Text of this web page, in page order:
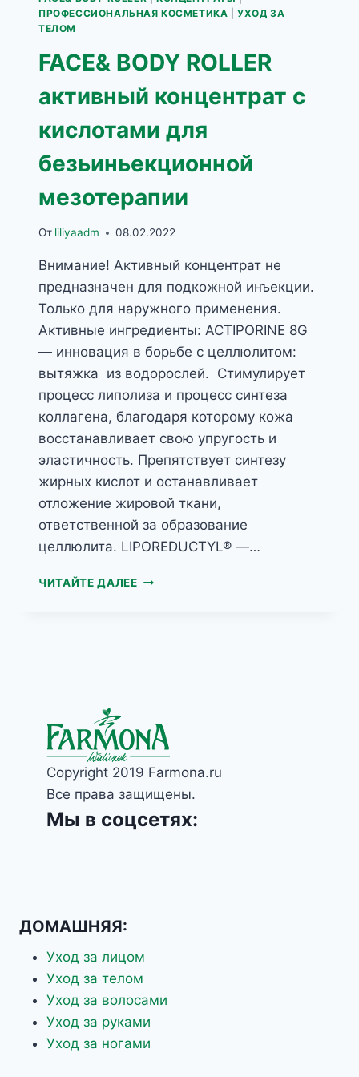
ПРОФЕССИОНАЛЬНАЯ КОСМЕТИКА |УХОД ЗА
ТЕЛОМ
FACE& BODY ROLLER
активный концентрат с
кислотами для
безьиньекционной
мезотерапии
От liliyaadm 08.02.2022
Внимание! Активный концентрат не
предназначен для подкожной инъекции.
Только для наружного применения.
Активные ингредиенты: ACTIPORINE 8G
— инновация в борьбе с целлюлитом:
вытяжка из водорослей. Стимулирует
процесс липолиза и процесс синтеза
коллагена, благодаря которому кожа
восстанавливает свою упругость и
эластичность. Препятствует синтезу
жирных кислот и останавливает
отложение жировой ткани,
ответственной за образование
целлюлита. LIPOREDUCTYL® —…
ЧИТАЙТЕ ДАЛЕЕFACE&
МЕЗОТЕРАПИИ
Copyright 2019 Farmona.ru
Все права защищены.
Мы в соцсетях:
ДОМАШНЯЯ:
Уход за лицом
Уход за телом
Уход за волосами
Уход за руками
Уход за ногами